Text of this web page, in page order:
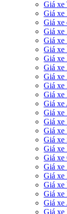
Giá xe
Giá xe
Giá xe
Giá xe
Giá xe
Giá xe
Giá xe
Giá xe
Giá xe
Giá xe
Giá xe
Giá xe
Giá xe
Giá xe
Giá xe
Giá xe
Giá xe
Giá xe
Giá xe
Giá xe
Giá xe
Giá xe
Giá xe
Giá xe